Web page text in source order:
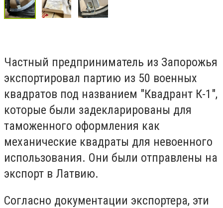
Частный предприниматель из Запорожья
экспортировал партию из 50 военных
квадратов под названием "Квадрант К-1",
которые были задекларированы для
таможенного оформления как
механические квадраты для невоенного
использования. Они были отправлены на
экспорт в Латвию.
Согласно документации экспортера, эти